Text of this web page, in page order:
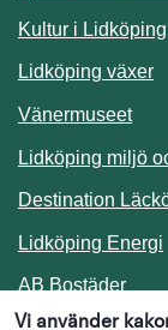
Vi använder
Kultur i Lidköping
Lidköping växer
Vänermuseet
Lidköping miljö
Destination
Lidköping Energi
AB Bostäder